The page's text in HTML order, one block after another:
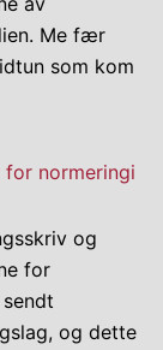
Me fær
som kom
for normeringi
og
for
og dette